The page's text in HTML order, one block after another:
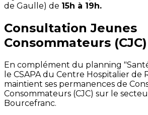
de Gaulle) de 15h à 19h.
Consultation Jeunes
Consommateurs (CJC)
En complément du planning
le CSAPA du Centre Hospitalier de
maintient ses permanences de
Consommateurs (CJC) sur le
Bourcefranc.